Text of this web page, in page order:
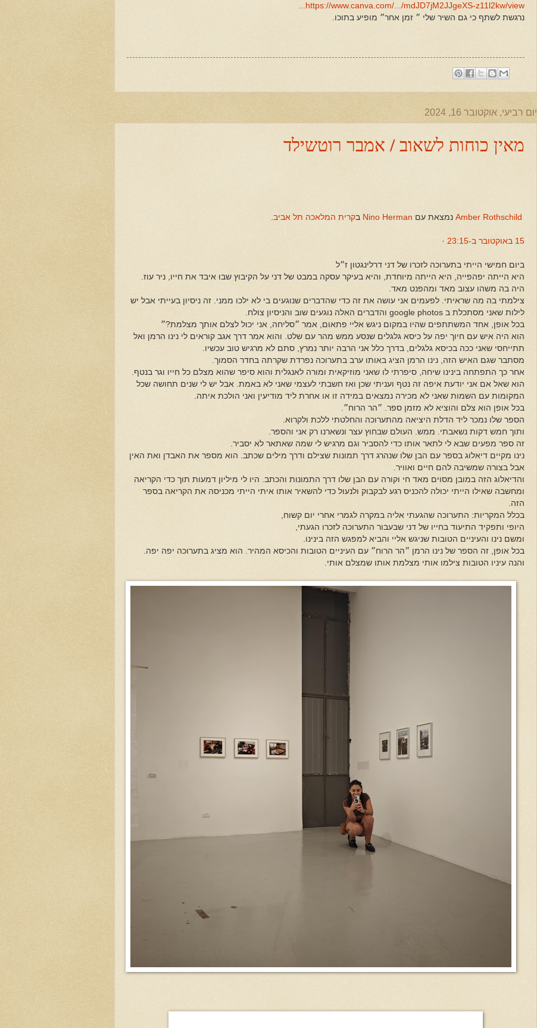
https://www.canva.com/.../mdJD7jM2JJgeXS-z11l2kw/view...
נרגשת לשתף כי גם השיר שלי ״ זמן אחר״ מופיע בתוכו.
יום רביעי, אוקטובר 16, 2024
מאין כוחות לשאוב / אמבר רוטשילד
Amber Rothschild
Nino Herman קרית המלאכה תל אביב
15 באוקטובר ב-23:15 ·
ביום חמישי הייתי בתערוכה לזכרו של דני דרלינגטון ז״ל
היא הייתה יפהפייה, היא הייתה מיוחדת, והיא בעיקר עסקה במבט של דני על הקיבוץ שבו איבד את חייו, ניר עוז.
היה בה משהו עצוב מאד ומהפנט מאד.
צילמתי בה מה שראיתי. לפעמים אני עושה את זה כדי שהדברים שנוגעים בי לא ילכו ממני. זה ניסיון בעייתי אבל יש
לילות שאני מסתכלת ב google photos והדברים האלה נוגעים שוב והניסיון צולח.
בכל אופן, אחד המשתתפים שהיו במקום ניגש אליי פתאום, אמר ״סליחה, אני יכול לצלם אותך מצלמת?״
הוא היה איש עם חיוך יפה על כיסא גלגלים שנסע ממש מהר עם שלט. והוא אמר דרך אגב קוראים לי נינו הרמן ואל
תתייחסי שאני ככה בכיסא גלגלים, בדרך כלל אני הרבה יותר נמרץ, סתם לא מרגיש טוב עכשיו.
מסתבר שגם האיש הזה, נינו הרמן הציג באותו ערב בתערוכה נפרדת שקרתה בחדר הסמוך.
אחר כך התפתחה בינינו שיחה, סיפרתי לו שאני מוזיקאית ומורה לאנגלית והוא סיפר שהוא מצלם כל חייו וגר בנטף.
הוא שאל אם אני יודעת איפה זה נטף ועניתי שכן ואז חשבתי לעצמי שאני לא באמת. אבל יש לי שנים תחושה שכל
המקומות עם השמות שאני לא מכירה נמצאים במידה זו או אחרת ליד מודיעין ואני הולכת איתה.
בכל אופן הוא צלם והוציא לא מזמן ספר. ״הר הרוח״.
הספר שלו נמכר ליד הדלת היציאה מהתערוכה והחלטתי ללכת ולקרוא.
ותוך חמש דקות נשאבתי. ממש. העולם שבחוץ עצר ונשארנו רק אני והספר.
זה ספר מפעים שבא לי לתאר אותו כדי להסביר וגם מרגיש לי שמה שאתאר לא יסביר.
נינו מקיים דיאלוג בספר עם הבן שלו שנהרג דרך תמונות שצילם ודרך מילים שכתב. הוא מספר את האבדן ואת האין
אבל בצורה שמשיבה להם חיים ואוויר.
והדיאלוג הזה במובן מסוים מאד חי וקורה עם הבן שלו דרך התמונות והכתב. היו לי מיליון דמעות תוך כדי הקריאה
ומחשבה שאילו הייתי יכולה להכניס רגע לבקבוק ולנעול כדי להשאיר אותו איתי הייתי מכניסה את הקריאה בספר
הזה.
בכלל המקריות: התערוכה שהגעתי אליה במקרה לגמרי אחרי יום קשוח,
היופי ותפקיד התיעוד בחייו של דני שבעבור התערוכה לזכרו הגעתי,
ומשם נינו והעיניים הטובות שניגש אליי והביא למפגש הזה בינינו.
בכל אופן, זה הספר של נינו הרמן ״הר הרוח״ עם העיניים הטובות והכיסא המהיר. הוא מציג בתערוכה יפה יפה.
והנה עיניו הטובות צילמו אותי מצלמת אותו שמצלם אותי.